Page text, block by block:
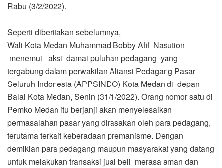
Rabu (3/2/2022).
Seperti diberitakan sebelumnya,
Wali Kota Medan Muhammad Bobby Afif Nasution
menemui aksi damai puluhan pedagang yang
tergabung dalam perwakilan Aliansi Pedagang Pasar
Seluruh Indonesia (APPSINDO) Kota Medan di depan
Balai Kota Medan, Senin (31/1/2022). Orang nomor satu di
Pemko Medan itu berjanji akan menyelesaikan
permasalahan pasar yang dirasakan oleh para pedagang,
terutama terkait keberadaan premanisme. Dengan
demikian para pedagang maupun masyarakat yang datang
untuk melakukan transaksi jual beli merasa aman dan